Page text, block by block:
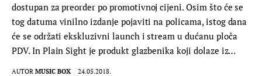
dostupan za preorder po promotivnoj cijeni. Osim što će se
tog datuma vinilno izdanje pojaviti na policama, istog dana
će se održati ekskluzivni launch i stream u dućanu ploča
PDV. In Plain Sight je produkt glazbenika koji dolaze iz…
AUTOR MUSIC BOX 24.05.2018.